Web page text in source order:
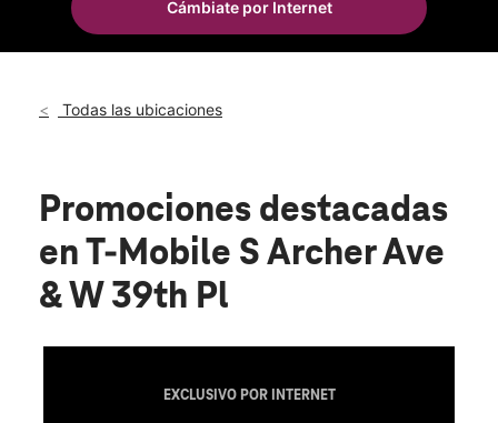
Vie.:
10:00 a.m. a 8:00 p.m.
3924 S Archer Ave Chicago, IL 60632
Cámbiate por Internet
Todas las ubicaciones
Promociones destacadas
en T-Mobile S Archer Ave
& W 39th Pl
EXCLUSIVO POR INTERNET